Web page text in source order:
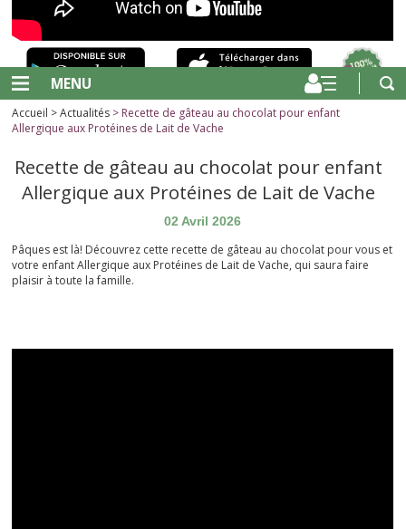
MENU
Accueil >Actualités > Recette de gâteau au chocolat pour enfant
Allergique aux Protéines de Lait de Vache
Recette de gâteau au chocolat pour enfant
Allergique aux Protéines de Lait de Vache
02 Avril 2026
Pâques est là! Découvrez cette recette de gâteau au chocolat pour vous et
votre enfant Allergique aux Protéines de Lait de Vache, qui saura faire
plaisir à toute la famille.